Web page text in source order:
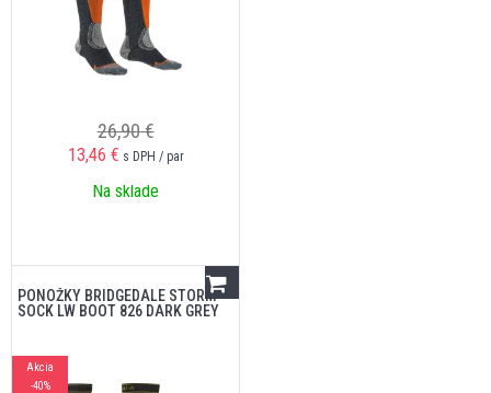
26,90 €
13,46 € s DPH / par
Na sklade
PONOŽKY BRIDGEDALE STORM
SOCK LW BOOT 826 DARK GREY
Akcia
-40%